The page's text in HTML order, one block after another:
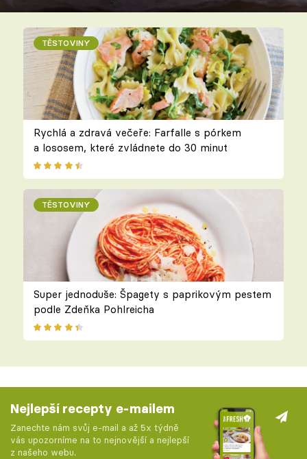
TĚSTOVINY
Rychlá a zdravá večeře: Farfalle s pórkem
a lososem, které zvládnete do 30 minut
TĚSTOVINY
Super jednoduše: Špagety s paprikovým pestem
podle Zdeňka Pohlreicha
Nejlepší recepty e-mailem
Zanechte nám svůj e-mail a až 5x týdně
vás upozorníme na to nejnovější a nejlepší
z našeho webu.